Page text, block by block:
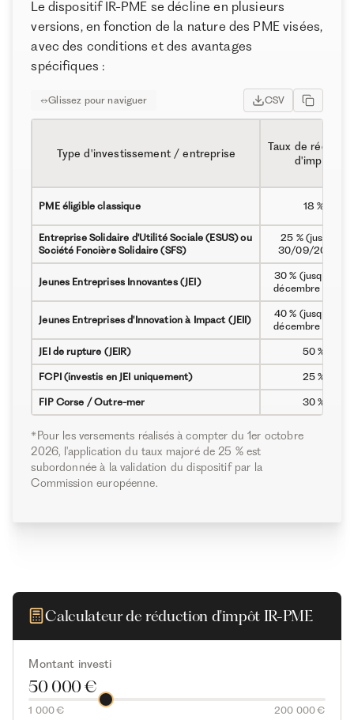
Le dispositif IR-PME se décline en plusieurs
versions, en fonction de la nature des PME visées,
avec des conditions et des avantages
spécifiques :
CSV
Type d'investissement / entreprise
Taux de
d'impôt
PME éligible classique 18 %
Entreprise Solidaire d'Utilité Sociale (ESUS) ou
Société Foncière Solidaire (SFS)
25 % (jusqu'au
30/09/2026*)
Jeunes Entreprises Innovantes (JEI)
30 % (jusqu'au 31
décembre 2028)
Jeunes Entreprises d'Innovation à Impact (JEII)
40 % (jusqu'au 31
décembre 2028)
JEI de rupture (JEIR) 50 %
FCPI (investis en JEI uniquement) 25 %
FIP Corse / Outre-mer 30 %
*Pour les versements réalisés à compter du 1er octobre
2026, l'application du taux majoré de 25 % est
subordonnée à la validation du dispositif par la
Commission européenne.
Calculateur de réduction d'impôt IR-PME
Montant investi
50 000 €
1 000 € 200 000 €